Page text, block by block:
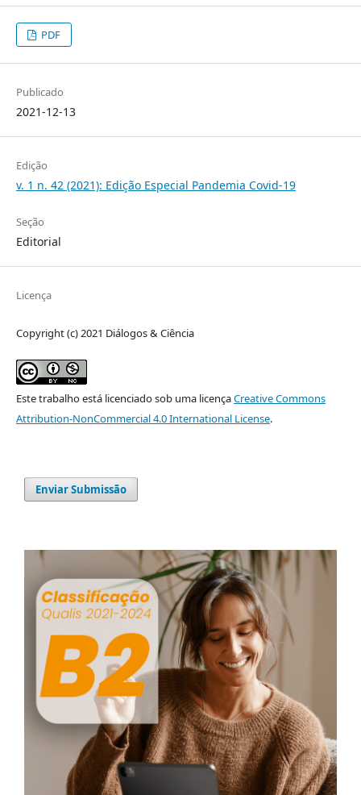
PDF
Publicado
2021-12-13
Edição
v. 1 n. 42 (2021): Edição Especial Pandemia Covid-19
Seção
Editorial
Licença
Copyright (c) 2021 Diálogos & Ciência
Este trabalho está licenciado sob uma licençaCreative Commons
Attribution-NonCommercial 4.0 International License.
Enviar Submissão